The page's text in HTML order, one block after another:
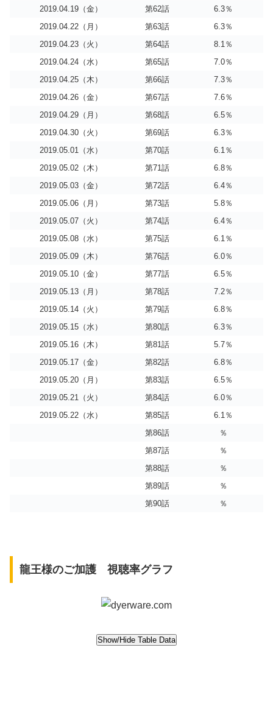
2019.04.19（金）
第62話
6.3％
2019.04.22（月）
第63話
6.3％
2019.04.23（火）
第64話
8.1％
2019.04.24（水）
第65話
7.0％
2019.04.25（木）
第66話
7.3％
2019.04.26（金）
第67話
7.6％
2019.04.29（月）
第68話
6.5％
2019.04.30（火）
第69話
6.3％
2019.05.01（水）
第70話
6.1％
2019.05.02（木）
第71話
6.8％
2019.05.03（金）
第72話
6.4％
2019.05.06（月）
第73話
5.8％
2019.05.07（火）
第74話
6.4％
2019.05.08（水）
第75話
6.1％
2019.05.09（木）
第76話
6.0％
2019.05.10（金）
第77話
6.5％
2019.05.13（月）
第78話
7.2％
2019.05.14（火）
第79話
6.8％
2019.05.15（水）
第80話
6.3％
2019.05.16（木）
第81話
5.7％
2019.05.17（金）
第82話
6.8％
2019.05.20（月）
第83話
6.5％
2019.05.21（火）
第84話
6.0％
2019.05.22（水）
第85話
6.1％
第86話
％
第87話
％
第88話
％
第89話
％
第90話
％
龍王様のご加護 視聴率グラフ